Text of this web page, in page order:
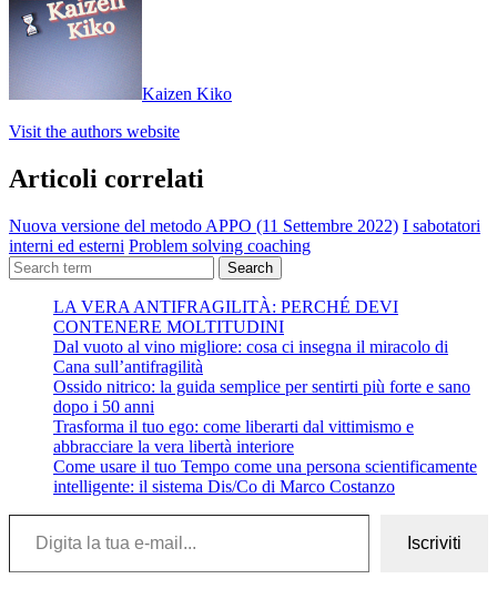
Kaizen Kiko
Visit the authors website
Articoli correlati
Nuova versione del metodo APPO (11 Settembre 2022) I sabotatori
interni ed esterni Problem solving coaching
Search
LA VERA ANTIFRAGILITÀ: PERCHÉ DEVI
CONTENERE MOLTITUDINI
Dal vuoto al vino migliore: cosa ci insegna il miracolo di
Cana sull’antifragilità
Ossido nitrico: la guida semplice per sentirti più forte e sano
dopo i 50 anni
Trasforma il tuo ego: come liberarti dal vittimismo e
abbracciare la vera libertà interiore
Come usare il tuo Tempo come una persona scientificamente
intelligente: il sistema Dis/Co di Marco Costanzo
Digita la tua e-mail...
Iscriviti